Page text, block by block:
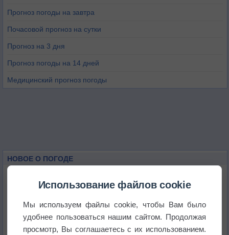
Прогноз погоды на завтра
Почасовой прогноз на сутки
Прогноз на 3 дня
Прогноз погоды на 14 дней
Медицинский прогноз погоды
НОВОЕ О ПОГОДЕ
В Приморье обнаружены морские волны тепла
Использование файлов cookie
Мы используем файлы cookie, чтобы Вам было
удобнее пользоваться нашим сайтом. Продолжая
просмотр, Вы соглашаетесь с их использованием.